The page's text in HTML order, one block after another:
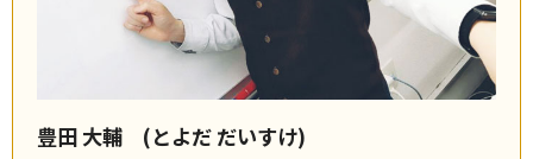
豊田 大輔 (とよだ だいすけ)